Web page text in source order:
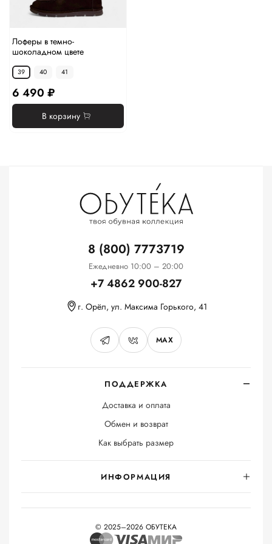
Лоферы в темно-
шоколадном цвете
39 40 41
6 490 ₽
В корзину
ПОДДЕРЖКА
Доставка и оплата
Обмен и возврат
Как выбрать размер
ИНФОРМАЦИЯ
8 (800) 7773719
Ежедневно 10:00 – 20:00
+7 4862 900-827
г. Орёл, ул. Максима Горького, 41
MAX
© 2025–2026 ОБУТЕКА